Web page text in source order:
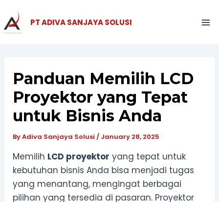
to
content
PT ADIVA SANJAYA SOLUSI
Panduan Memilih LCD
Proyektor yang Tepat
untuk Bisnis Anda
ByAdiva Sanjaya Solusi/ January 28, 2025
Memilih LCD proyektor yang tepat untuk
kebutuhan bisnis Anda bisa menjadi tugas
yang menantang, mengingat berbagai
pilihan yang tersedia di pasaran. Proyektor